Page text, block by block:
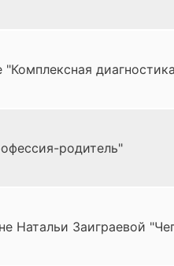
родитель"
Натальи Заиграевой